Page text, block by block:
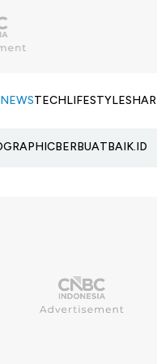
NEWSTECHLIFESTYLE
BERBUATBAIK.ID